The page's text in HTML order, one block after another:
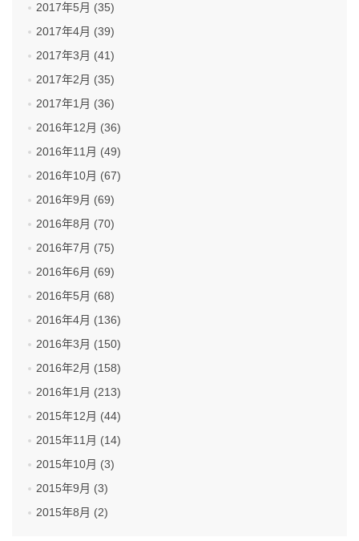
2017年5月 (35)
2017年4月 (39)
2017年3月 (41)
2017年2月 (35)
2017年1月 (36)
2016年12月 (36)
2016年11月 (49)
2016年10月 (67)
2016年9月 (69)
2016年8月 (70)
2016年7月 (75)
2016年6月 (69)
2016年5月 (68)
2016年4月 (136)
2016年3月 (150)
2016年2月 (158)
2016年1月 (213)
2015年12月 (44)
2015年11月 (14)
2015年10月 (3)
2015年9月 (3)
2015年8月 (2)